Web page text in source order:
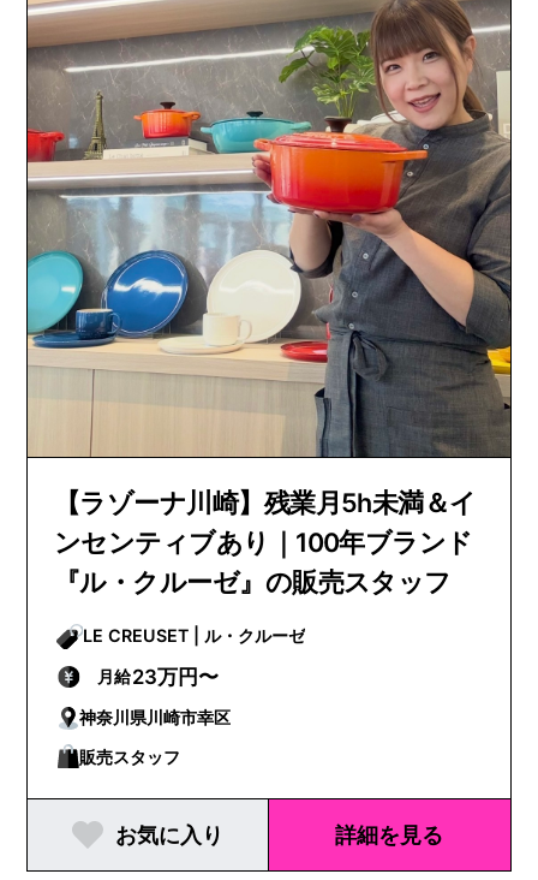
【ラゾーナ川崎】残業月5h未満＆イ
ンセンティブあり｜100年ブランド
『ル・クルーゼ』の販売スタッフ
LE CREUSET | ル・クルーゼ
月給23万円〜
神奈川県川崎市幸区
販売スタッフ
お気に入り 詳細を見る